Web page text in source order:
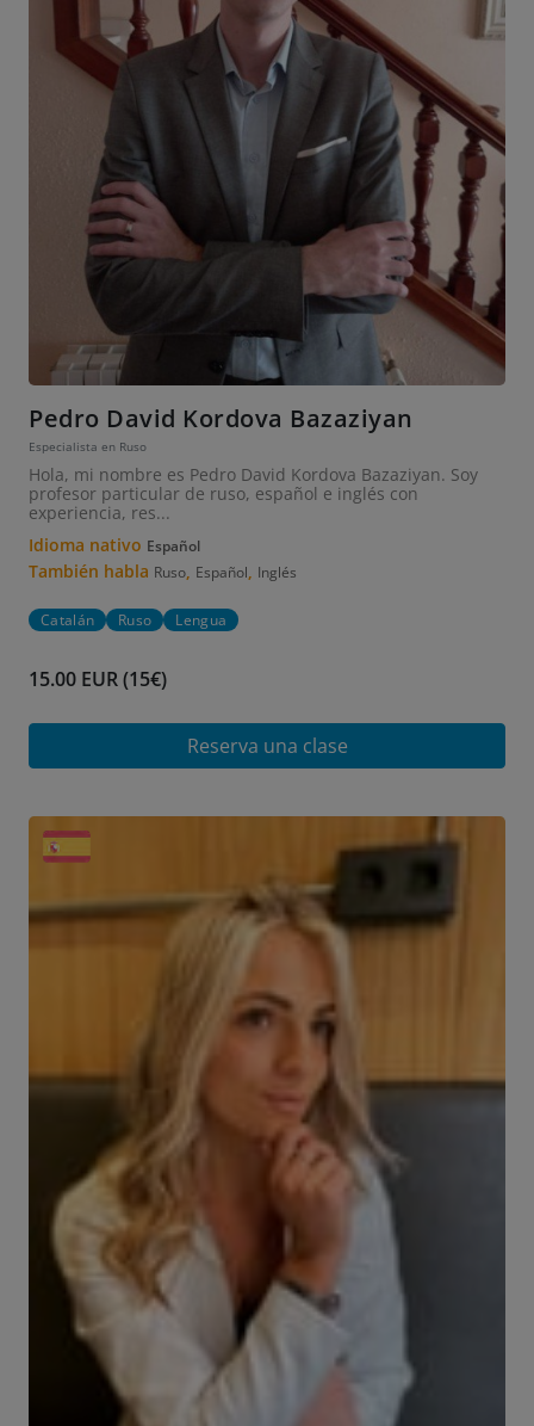
Pedro David Kordova Bazaziyan
Especialista en Ruso
Hola, mi nombre es Pedro David Kordova Bazaziyan. Soy
profesor particular de ruso, español e inglés con
experiencia, res...
Idioma nativo Español
También habla Ruso, Español, Inglés
Catalán Ruso Lengua
15.00 EUR (15€)
Reserva una clase